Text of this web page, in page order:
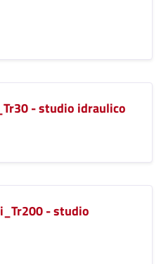
- studio idraulico
- studio